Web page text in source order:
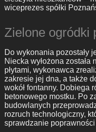
wiceprezes spółki
Zielone ogródki
Do wykonania pozostały
Niecka wyłożona została
płytami, wykonawca
zakresie jej dna, a także
wokół fontanny. Dobiega
betonowego mostku. Po
budowlanych
rozruch technologiczny,
sprawdzanie